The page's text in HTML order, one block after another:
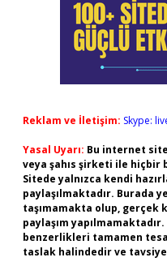
Reklam ve İletişim: Skype:
Yasal Uyarı: Bu internet
veya şahıs şirketi ile hiçbir
Sitede yalnızca kendi
paylaşılmaktadır. Burada
taşımamakta olup, gerçek
paylaşım
benzerlikleri tamamen
taslak halindedir ve